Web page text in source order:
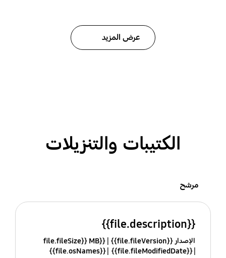
عرض المزيد
الكتيبات والتنزيلات
مرشح
{{file.description}}
الإصدار {{file.fileVersion}}
{{file.fileSize}} MB
{{file.fileModifiedDate}}
{{file.osNames}}